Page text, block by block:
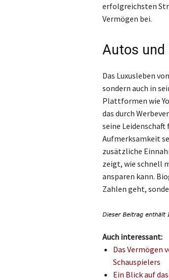
erfolgreichsten
Vermögen bei.
Autos und
Das Luxusleben
sondern auch in
Plattformen wie
das durch
seine
Aufmerksamkeit
zusätzliche
zeigt, wie schnell
ansparen kann.
Zahlen geht,
Auch interessant:
Das Vermögen
Schauspielers
Ein Blick auf